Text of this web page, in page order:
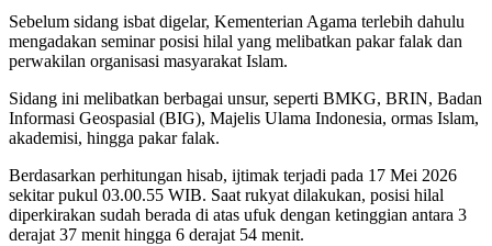
Sebelum sidang isbat digelar, Kementerian Agama terlebih dahulu
mengadakan seminar posisi hilal yang melibatkan pakar falak dan
perwakilan organisasi masyarakat Islam.
Sidang ini melibatkan berbagai unsur, seperti BMKG, BRIN, Badan
Informasi Geospasial (BIG), Majelis Ulama Indonesia, ormas Islam,
akademisi, hingga pakar falak.
Berdasarkan perhitungan hisab, ijtimak terjadi pada 17 Mei 2026
sekitar pukul 03.00.55 WIB. Saat rukyat dilakukan, posisi hilal
diperkirakan sudah berada di atas ufuk dengan ketinggian antara 3
derajat 37 menit hingga 6 derajat 54 menit.